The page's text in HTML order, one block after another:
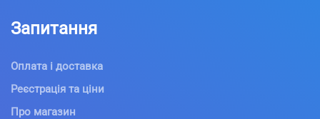
Запитання
Оплата і доставка
Реєстрація та ціни
Про магазин